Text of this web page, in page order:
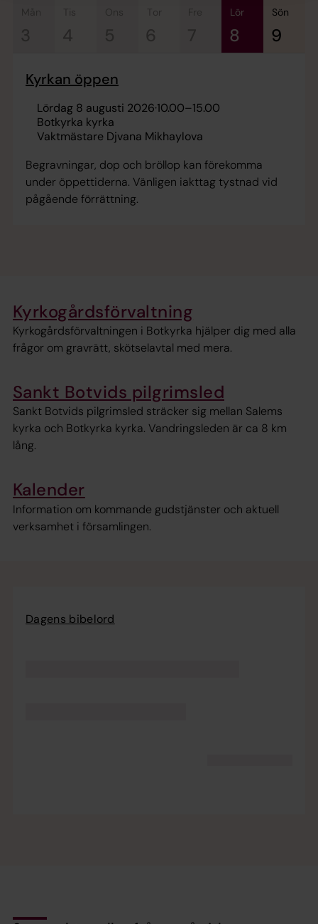
tis
4
tor
6
lör
8
sön
9
Kyrkan öppen
lördag 8 augusti 2026·10.00–15.00
Botkyrka kyrka
Vaktmästare Djvana Mikhaylova
Begravningar, dop och bröllop kan förekomma
under öppettiderna. Vänligen iakttag tystnad vid
pågående förrättning.
Kyrkogårdsförvaltning
Kyrkogårdsförvaltningen i Botkyrka hjälper dig med alla
frågor om gravrätt, skötselavtal med mera.
Sankt Botvids pilgrimsled
Sankt Botvids pilgrimsled sträcker sig mellan Salems
kyrka och Botkyrka kyrka. Vandringsleden är ca 8 km
lång.
Kalender
Information om kommande gudstjänster och aktuell
verksamhet i församlingen.
Dagens bibelord